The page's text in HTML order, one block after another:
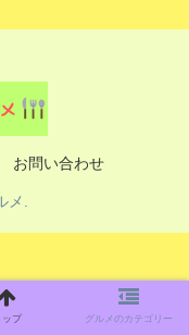
お問い合わせ
.
ップ グルメのカテゴリー